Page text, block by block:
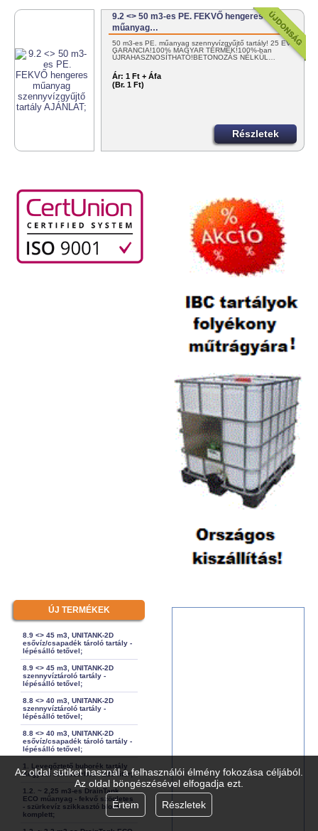
Az oldal sütiket használ a felhasználói élmény fokozása céljából.
Az oldal böngészésével elfogadja ezt.
Értem
Részletek
9.2 <> 50 m3-es PE. FEKVŐ hengeres
műanyag…
50 m3-es PE. műanyag szennyvízgyűjtő tartály! 25 ÉV
GARANCIA!100% MAGYAR TERMÉK!100%-ban
ÚJRAHASZNOSÍTHATÓ!BETONOZÁS NÉLKÜL…
Ár: 1 Ft + Áfa
(Br. 1 Ft)
Részletek
ÚJ TERMÉKEK
8.9 <> 45 m3, UNITANK-2D
esővíz/csapadék tároló tartály -
lépésálló tetővel;
8.9 <> 45 m3, UNITANK-2D
szennyvíztároló tartály -
lépésálló tetővel;
8.8 <> 40 m3, UNITANK-2D
szennyvíztároló tartály -
lépésálló tetővel;
8.8 <> 40 m3, UNITANK-2D
esővíz/csapadék tároló tartály -
lépésálló tetővel;
1. Levegőztető buborék tartály
Kegyedi rendszerhez - 125 liter;
1.2. ~ 2,25 m3-es DrainTank
ECO műanyag - fekvő szögletes
- szürkevíz szikkasztó blokk -
komplett;